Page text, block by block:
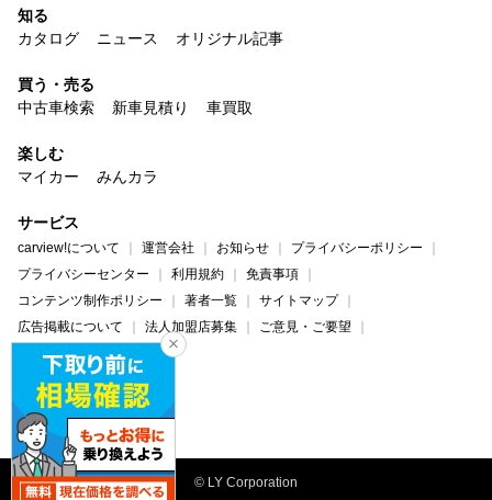
知る
カタログ
ニュース オリジナル記事
買う・売る
中古車検索
新車見積り 車買取
楽しむ
マイカー
みんカラ
サービス
carview!について 運営会社 お知らせ
プライバシーポリシー
プライバシーセンター
利用規約
免責事項
コンテンツ制作ポリシー
著者一覧
サイトマップ
広告掲載について
法人加盟店募集
ご意見・ご要望
ヘルプ・お問い合わせ
carview! Yahoo! JAPAN
© LY Corporation